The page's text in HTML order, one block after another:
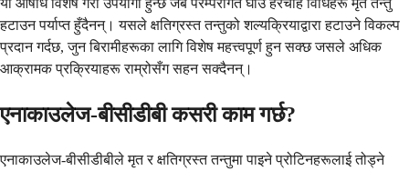
हटाउन पर्याप्त हुँदैनन्। यसले क्षतिग्रस्त तन्तुको शल्यक्रियाद्वारा हटाउने विकल्प
प्रदान गर्दछ, जुन बिरामीहरूका लागि विशेष महत्त्वपूर्ण हुन सक्छ जसले अधिक
आक्रामक प्रक्रियाहरू राम्रोसँग सहन सक्दैनन्।
एनाकाउलेज-बीसीडीबी कसरी काम गर्छ?
एनाकाउलेज-बीसीडीबीले मृत र क्षतिग्रस्त तन्तुमा पाइने प्रोटिनहरूलाई तोड्ने